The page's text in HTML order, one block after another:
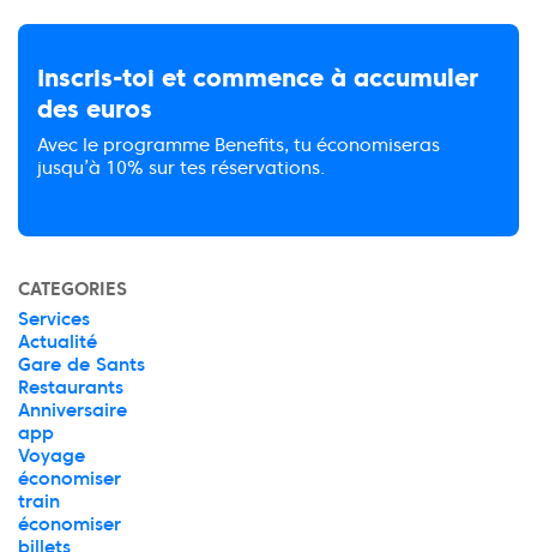
Inscris-toi et commence à accumuler
des euros
Avec le programme Benefits, tu économiseras
jusqu’à 10% sur tes réservations.
CATEGORIES
Services
Actualité
Gare de Sants
Restaurants
Anniversaire
app
Voyage
économiser
train
économiser
billets